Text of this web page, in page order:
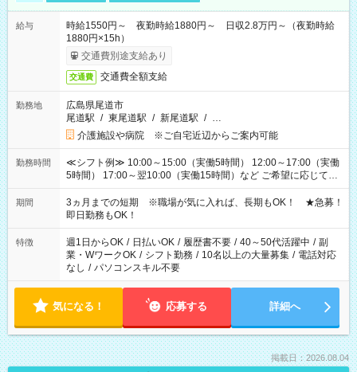
給与
時給1550円～ 夜勤時給1880円～ 日収2.8万円～（夜勤時給
1880円×15h）
交通費別途支給あり
交通費 交通費全額支給
勤務地
広島県尾道市
尾道駅 / 東尾道駅 / 新尾道駅 / …
介護施設や病院 ※ご自宅近辺からご案内可能
勤務時間
≪シフト例≫ 10:00～15:00（実働5時間） 12:00～17:00（実働
5時間） 17:00～翌10:00（実働15時間）など ご希望に応じて、
働く時間は調整できます！ お気軽に担当へ相談ください！
期間
3ヵ月までの短期 ※職場が気に入れば、長期もOK！ ★急募！
即日勤務もOK！
特徴 週1日からOK / 日払いOK / 履歴書不要 / 40～50代活躍中 / 副
業・WワークOK / シフト勤務 / 10名以上の大量募集 / 電話対応
なし / パソコンスキル不要
気になる！ 応募する 詳細へ
掲載日：2026.08.04